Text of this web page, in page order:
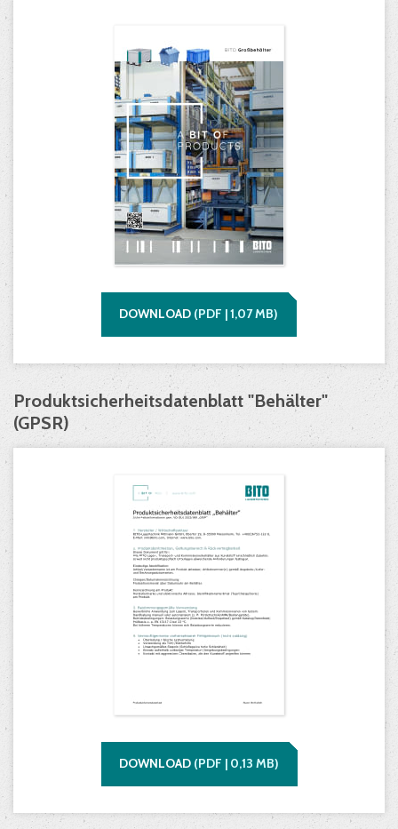
DOWNLOAD (PDF |1,07MB)
Produktsicherheitsdatenblatt "Behälter"
(GPSR)
DOWNLOAD (PDF | 0,13 MB)